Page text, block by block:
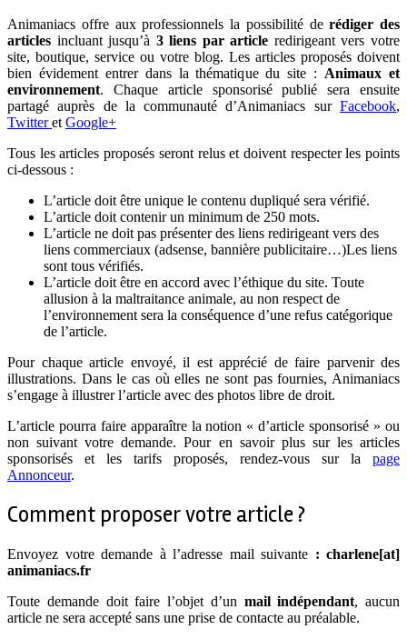
Animaniacs offre aux professionnels la possibilité derédiger des
articles incluant jusqu’à 3 liens par article redirigeant vers votre
site, boutique, service ou votre blog. Les articles proposés doivent
bien évidement entrer dans la thématique du site : Animaux et
environnement. Chaque article sponsorisé publié sera ensuite
partagé auprès de la communauté d’Animaniacs sur Facebook,
Twitteret Google+
Tous les articles proposés seront relus et doivent respecter les points
ci-dessous :
L’article doit être unique le contenu dupliqué sera vérifié.
L’article doit contenir un minimum de 250 mots.
L’article ne doit pas présenter des liens redirigeant vers des
liens commerciaux (adsense, bannière publicitaire…)Les liens
sont tous vérifiés.
L’article doit être en accord avec l’éthique du site. Toute
allusion à la maltraitance animale, au non respect de
l’environnement sera la conséquence d’une refus catégorique
de l’article.
Pour chaque article envoyé, il est apprécié de faire parvenir des
illustrations. Dans le cas où elles ne sont pas fournies, Animaniacs
s’engage à illustrer l’article avec des photos libre de droit.
L’article pourra faire apparaître la notion « d’article sponsorisé » ou
non suivant votre demande. Pour en savoir plus sur les articles
sponsorisés et les tarifs proposés, rendez-vous sur la page
Annonceur.
Comment proposer votre article ?
Envoyez votre demande à l’adresse mail suivante : charlene[at]
animaniacs.fr
Toute demande doit faire l’objet d’un mail indépendant, aucun
article ne sera accepté sans une prise de contacte au préalable.